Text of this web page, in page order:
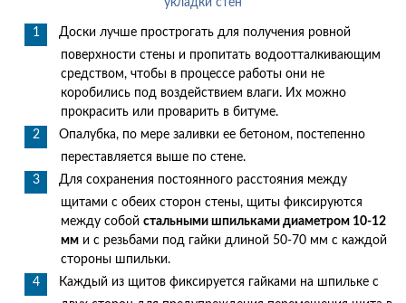
Доски лучше прострогать для получения ровной
поверхности стены и пропитать водоотталкивающим
средством, чтобы в процессе работы они не
коробились под воздействием влаги. Их можно
прокрасить или проварить в битуме.
Опалубка, по мере заливки ее бетоном, постепенно
переставляется выше по стене.
Для сохранения постоянного расстояния между
щитами с обеих сторон стены, щиты фиксируются
между собой стальными шпильками диаметром 10-12
мм и с резьбами под гайки длиной 50-70 мм с каждой
стороны шпильки.
Каждый из щитов фиксируется гайками на шпильке с